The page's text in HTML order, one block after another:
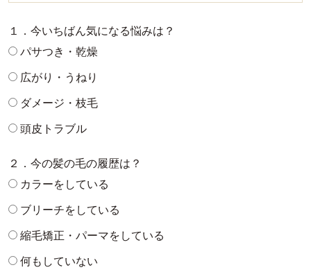
１．今いちばん気になる悩みは？
パサつき・乾燥
広がり・うねり
ダメージ・枝毛
頭皮トラブル
２．今の髪の毛の履歴は？
カラーをしている
ブリーチをしている
縮毛矯正・パーマをしている
何もしていない